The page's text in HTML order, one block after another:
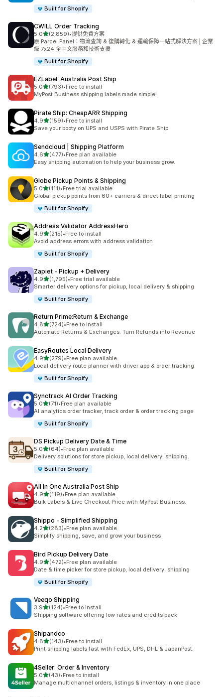
Built for Shopify
CWILL Order Tracking
5.0滿分 5 顆星
(2,859)
共有 2859 則評價
•提供免費方案
原 Parcel Panel：物流查詢 & 復購轉化 & 運輸保障一站式解決方案 | 企業
級 7x24 全中文服務和技術支援
Built for Shopify
EZLabel: Australia Post Ship
5.0滿分 5 顆星
(793)
共有 793 則評價
•Free to install
MyPost Business shipping labels made simple!
Pirate Ship: CheapARR Shipping
4.9滿分 5 顆星
(159)
共有 159 則評價
•Free to install
Save your booty on UPS and USPS with Pirate Ship
Sendcloud | Shipping Platform
4.6滿分 5 顆星
(477)
共有 477 則評價
•Free plan available
Easy shipping automation to help your business grow.
Globe Pickup Points & Shipping
5.0滿分 5 顆星
(111)
共有 111 則評價
•Free trial available
Global pickup points from 60+ carriers & direct label printing
Built for Shopify
Address Validator AddressHero
4.9滿分 5 顆星
(215)
共有 215 則評價
•Free to install
Avoid address errors with address validation
Built for Shopify
Zapiet ‑ Pickup + Delivery
4.9滿分 5 顆星
(1,795)
共有 1795 則評價
•Free trial available
Smarter delivery options for pickup, local delivery & shipping
Built for Shopify
Return Prime:Return & Exchange
4.8滿分 5 顆星
(724)
共有 724 則評價
•Free to install
Automate Returns & Exchanges. Turn Refunds into Revenue
EasyRoutes Local Delivery
4.9滿分 5 顆星
(279)
共有 279 則評價
•Free plan available
Local delivery route planner with driver app & order tracking
Built for Shopify
Synctrack AI Order Tracking
5.0滿分 5 顆星
(71)
共有 71 則評價
•Free plan available
AI analytics order tracker, track order & order tracking page
Built for Shopify
DS Pickup Delivery Date & Time
5.0滿分 5 顆星
(64)
共有 64 則評價
•Free plan available
Delivery solutions for store pickup, local delivery, shipping.
Built for Shopify
All In One Australia Post Ship
4.9滿分 5 顆星
(119)
共有 119 則評價
•Free plan available
Bulk Labels & Live Checkout Price with MyPost Business.
Shippo ‑ Simplified Shipping
4.2滿分 5 顆星
(283)
共有 283 則評價
•Free plan available
Simplify shipping, save, and grow your business
Bird Pickup Delivery Date
4.9滿分 5 顆星
(472)
共有 472 則評價
•Free plan available
Date & time picker for store pickup, local delivery, shipping
Built for Shopify
Veeqo Shipping
3.9滿分 5 顆星
(124)
共有 124 則評價
•Free to install
Shipping software offering low rates and credits back
Shipandco
4.8滿分 5 顆星
(143)
共有 143 則評價
•Free to install
Print shipping labels fast with FedEx, UPS, DHL & JapanPost.
4Seller: Order & Inventory
5.0滿分 5 顆星
(43)
共有 43 則評價
•Free to install
Manage multichannel orders, listings & inventory in one place